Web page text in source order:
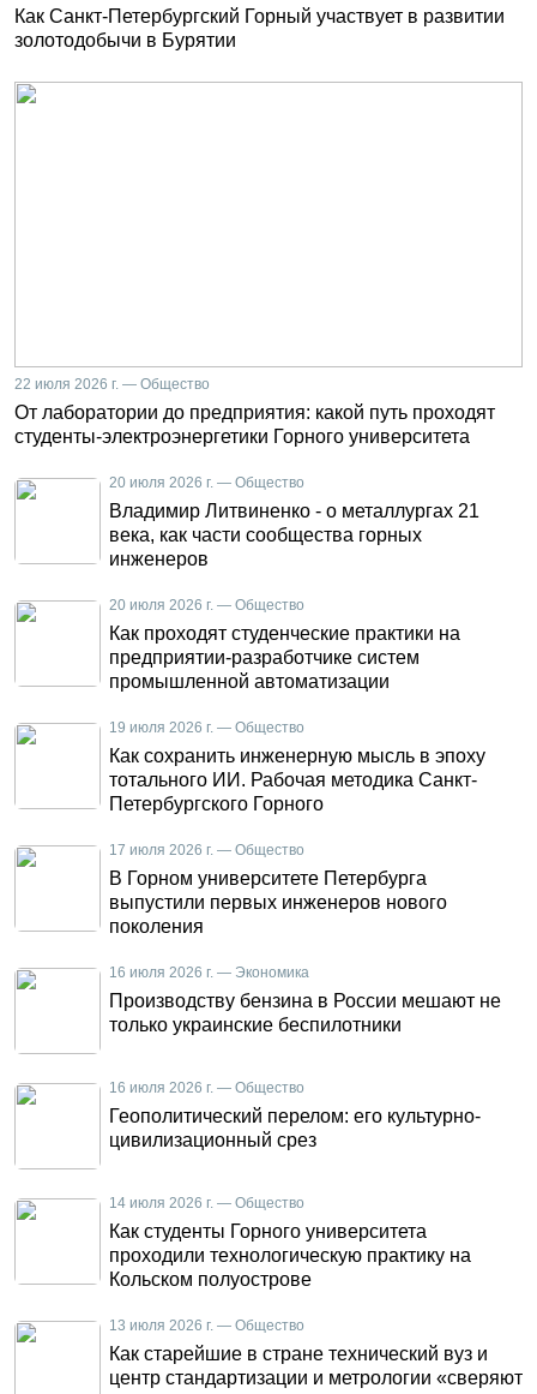
Как Санкт-Петербургский Горный участвует в развитии
золотодобычи в Бурятии
22 июля 2026 г. — Общество
От лаборатории до предприятия: какой путь проходят
студенты-электроэнергетики Горного университета
20 июля 2026 г. — Общество
Владимир Литвиненко - о металлургах 21
века, как части сообщества горных
инженеров
20 июля 2026 г. — Общество
Как проходят студенческие практики на
предприятии-разработчике систем
промышленной автоматизации
19 июля 2026 г. — Общество
Как сохранить инженерную мысль в эпоху
тотального ИИ. Рабочая методика Санкт-
Петербургского Горного
17 июля 2026 г. — Общество
В Горном университете Петербурга
выпустили первых инженеров нового
поколения
16 июля 2026 г. — Экономика
Производству бензина в России мешают не
только украинские беспилотники
16 июля 2026 г. — Общество
Геополитический перелом: его культурно-
цивилизационный срез
14 июля 2026 г. — Общество
Как студенты Горного университета
проходили технологическую практику на
Кольском полуострове
13 июля 2026 г. — Общество
Как старейшие в стране технический вуз и
центр стандартизации и метрологии «сверяют